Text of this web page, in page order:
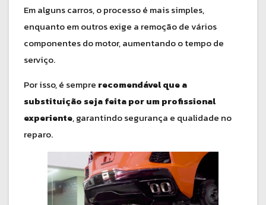
Em alguns carros, o processo é mais simples,
enquanto em outros exige a remoção de vários
componentes do motor, aumentando o tempo de
serviço.
Por isso, é sempre recomendável que a
substituição seja feita por um profissional
experiente, garantindo segurança e qualidade no
reparo.